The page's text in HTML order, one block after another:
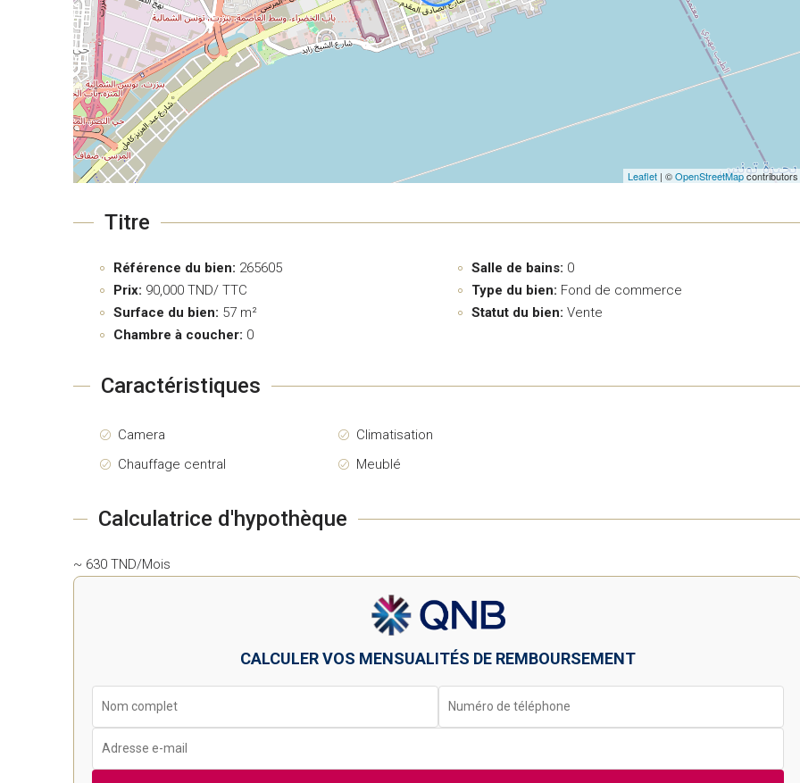
Leaflet | ©OpenStreetMapcontributors
Titre
Référence du bien: 265605
Prix: 90,000 TND/ TTC
Surface du bien: 57 m²
Chambre à coucher: 0
Salle de bains: 0
Type du bien: Fond de commerce
Statut du bien: Vente
Caractéristiques
Camera
Chauffage central
Climatisation
Meublé
Calculatrice d'hypothèque
~ 630 TND/Mois
CALCULER VOS MENSUALITÉS DE REMBOURSEMENT